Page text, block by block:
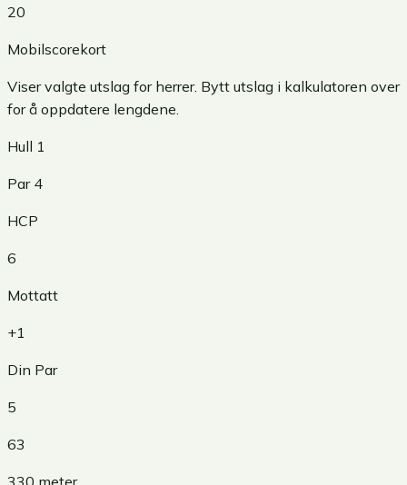
20
Mobilscorekort
Viser valgte utslag for herrer. Bytt utslag i kalkulatoren over
for å oppdatere lengdene.
Hull 1
Par 4
HCP
6
Mottatt
+1
Din Par
5
63
330 meter